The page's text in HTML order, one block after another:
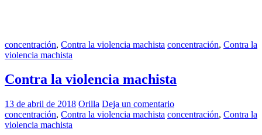
concentración, Contra la violencia machista concentración, Contra la
violencia machista
Contra la violencia machista
13 de abril de 2018 Orilla Deja un comentario
concentración, Contra la violencia machista concentración, Contra la
violencia machista